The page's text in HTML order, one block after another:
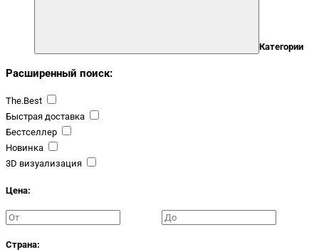
Категории
Расширенный поиск:
The.Best
Быстрая доставка
Бестселлер
Новинка
3D визуализация
Цена:
Страна: